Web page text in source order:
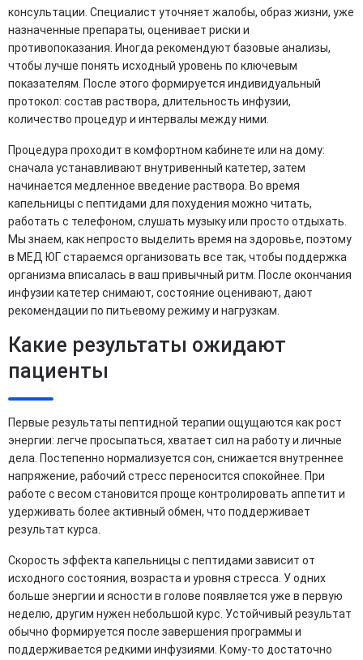
консультации. Специалист уточняет жалобы, образ жизни, уже
назначенные препараты, оценивает риски и
противопоказания. Иногда рекомендуют базовые анализы,
чтобы лучше понять исходный уровень по ключевым
показателям. После этого формируется индивидуальный
протокол: состав раствора, длительность инфузии,
количество процедур и интервалы между ними.
Процедура проходит в комфортном кабинете или на дому:
сначала устанавливают внутривенный катетер, затем
начинается медленное введение раствора. Во время
капельницы с пептидами для похудения можно читать,
работать с телефоном, слушать музыку или просто отдыхать.
Мы знаем, как непросто выделить время на здоровье, поэтому
в МЕД ЮГ стараемся организовать все так, чтобы поддержка
организма вписалась в ваш привычный ритм. После окончания
инфузии катетер снимают, состояние оценивают, дают
рекомендации по питьевому режиму и нагрузкам.
Какие результаты ожидают
пациенты
Первые результаты пептидной терапии ощущаются как рост
энергии: легче просыпаться, хватает сил на работу и личные
дела. Постепенно нормализуется сон, снижается внутреннее
напряжение, рабочий стресс переносится спокойнее. При
работе с весом становится проще контролировать аппетит и
удерживать более активный обмен, что поддерживает
результат курса.
Скорость эффекта капельницы с пептидами зависит от
исходного состояния, возраста и уровня стресса. У одних
больше энергии и ясности в голове появляется уже в первую
неделю, другим нужен небольшой курс. Устойчивый результат
обычно формируется после завершения программы и
поддерживается редкими инфузиями. Кому-то достаточно